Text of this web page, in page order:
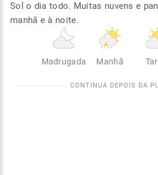
Sol o dia todo. Muitas nuvens e
manhã e à noite.
Madrugada Manhã